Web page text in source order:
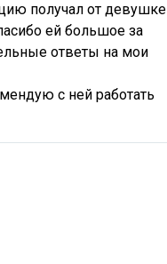
получал от девушке
ей большое за
ответы на мои
с ней работать